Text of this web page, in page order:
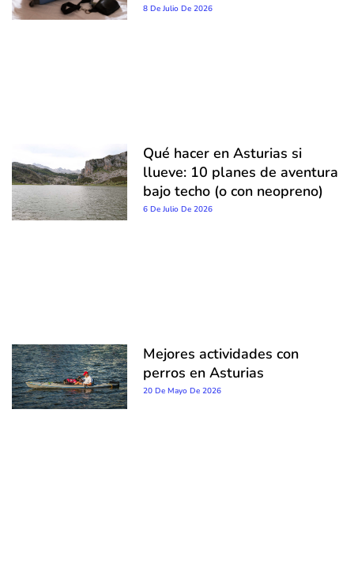
8 De Julio De 2026
Qué hacer en Asturias si
llueve: 10 planes de aventura
bajo techo (o con neopreno)
6 De Julio De 2026
Mejores actividades con
perros en Asturias
20 De Mayo De 2026